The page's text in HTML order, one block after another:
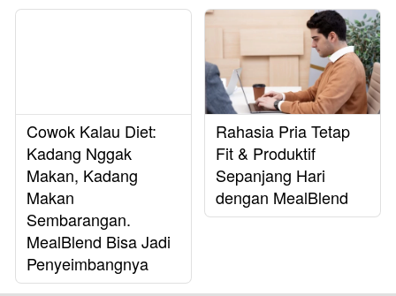
Cowok Kalau Diet:
Kadang Nggak
Makan, Kadang
Makan
Sembarangan.
MealBlend Bisa Jadi
Penyeimbangnya
Rahasia Pria Tetap
Fit & Produktif
Sepanjang Hari
dengan MealBlend